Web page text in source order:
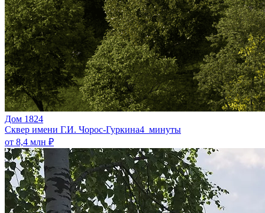
Дом 1824
Сквер имени Г.И. Чорос-Гуркина4 минуты
от 8,4 млн ₽